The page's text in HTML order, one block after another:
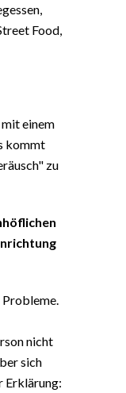
Food,
einem
kommt
zu
nicht
sich
Erklärung: